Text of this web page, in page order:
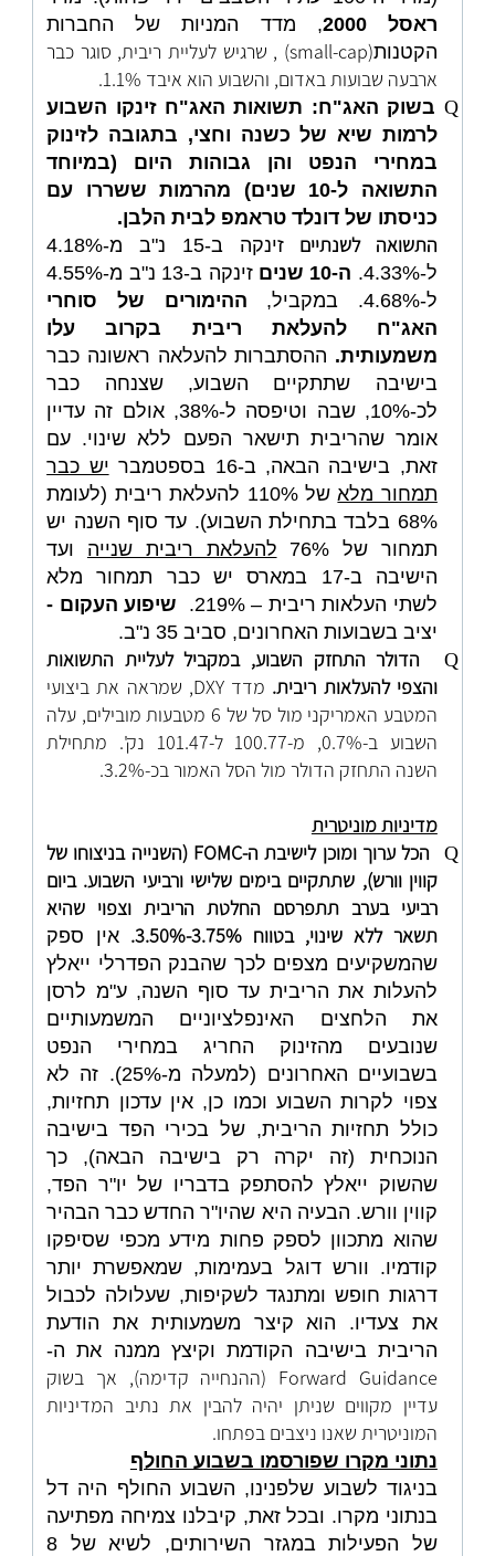
ראסל 2000
, מדד המניות של החברות
הקטנות
(small-cap) , שרגיש לעליית ריבית, סוגר כבר
ארבעה שבועות באדום, והשבוע הוא איבד 1.1%.
Q בשוק האג"ח: תשואות האג"ח זינקו השבוע
לרמות שיא של כשנה וחצי, בתגובה לזינוק
במחירי הנפט והן גבוהות היום (במיוחד
התשואה ל-10 שנים) מהרמות ששררו עם
כניסתו של דונלד טראמפ לבית הלבן.
התשואה לשנתיים
זינקה ב-15 נ"ב מ-4.18%
ל-4.33%.
ה-10 שנים
זינקה ב-13 נ"ב מ-4.55%
ל-4.68%.
במקביל, ההימורים של סוחרי
האג"ח להעלאת ריבית בקרוב עלו
משמעותית. ההסתברות להעלאה ראשונה כבר
בישיבה שתתקיים השבוע, שצנחה כבר
לכ-10%, שבה וטיפסה ל-38%, אולם זה עדיין
אומר שהריבית תישאר הפעם ללא שינוי. עם
זאת, בישיבה הבאה, ב-16 בספטמבר
יש כבר
תמחור מלא
של 110% להעלאת ריבית (לעומת
68% בלבד בתחילת השבוע). עד סוף השנה יש
תמחור של 76%
להעלאת ריבית שנייה ועד
הישיבה ב-17 במארס יש כבר תמחור מלא
לשתי העלאות ריבית – 219%.
שיפוע העקום -
יציב בשבועות האחרונים, סביב 35 נ"ב.
Q
הדולר התחזק השבוע, במקביל לעליית התשואות
והצפי להעלאות ריבית.
מדד DXY, שמראה את ביצועי
המטבע האמריקני מול סל של 6 מטבעות מובילים, עלה
השבוע ב-0.7%, מ-100.77 ל-101.47 נק'. מתחילת
השנה התחזק הדולר מול הסל האמור בכ-3.2%.
מדיניות מוניטרית
Q הכל ערוך ומוכן לישיבת ה-FOMC (השנייה בניצוחו של
קווין וורש), שתתקיים בימים שלישי ורביעי השבוע. ביום
רביעי בערב תתפרסם החלטת הריבית וצפוי שהיא
תשאר ללא שינוי, בטווח 3.75%-3.50%.
אין ספק
שהמשקיעים מצפים לכך שהבנק הפדרלי ייאלץ
להעלות את הריבית עד סוף השנה, ע"מ לרסן
את הלחצים האינפלציוניים המשמעותיים
שנובעים מהזינוק החריג במחירי הנפט
בשבועיים האחרונים (למעלה מ-25%). זה לא
צפוי לקרות השבוע וכמו כן, אין עדכון תחזיות,
כולל תחזיות הריבית, של בכירי הפד בישיבה
הנוכחית (זה יקרה רק בישיבה הבאה), כך
שהשוק ייאלץ להסתפק בדבריו של יו"ר הפד,
קווין וורש. הבעיה היא שהיו"ר החדש כבר הבהיר
שהוא מתכוון לספק פחות מידע מכפי שסיפקו
קודמיו. וורש דוגל בעמימות, שמאפשרת יותר
דרגות חופש ומתנגד לשקיפות, שעלולה לכבול
את צעדיו. הוא קיצר משמעותית את הודעת
הריבית בישיבה הקודמת וקיצץ ממנה את ה-
Forward Guidance (ההנחייה קדימה), אך בשוק
עדיין מקווים שניתן יהיה להבין את נתיב המדיניות
המוניטרית שאנו ניצבים בפתחו.
נתוני מקרו שפורסמו בשבוע החולף
בניגוד לשבוע שלפנינו, השבוע החולף היה דל
בנתוני מקרו. ובכל זאת, קיבלנו צמיחה מפתיעה
של הפעילות במגזר השירותים, לשיא של 8